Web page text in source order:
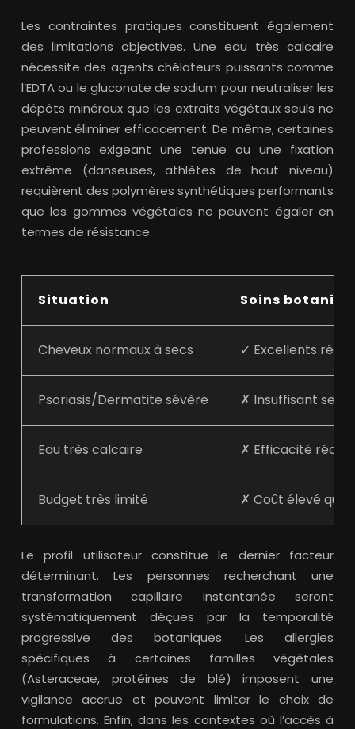
Les contraintes pratiques constituent également
des limitations objectives. Une eau très calcaire
nécessite des agents chélateurs puissants comme
l’EDTA ou le gluconate de sodium pour neutraliser les
dépôts minéraux que les extraits végétaux seuls ne
peuvent éliminer efficacement. De même, certaines
professions exigeant une tenue ou une fixation
extrême (danseuses, athlètes de haut niveau)
requièrent des polymères synthétiques performants
que les gommes végétales ne peuvent égaler en
termes de résistance.
Situation Soins
Cheveux normaux à secs ✓ Excellents
Psoriasis/Dermatite sévère ✗ Insuffisant seul
Eau très calcaire ✗ Efficacité
Budget très limité ✗ Coût élevé
Le profil utilisateur constitue le dernier facteur
déterminant. Les personnes recherchant une
transformation capillaire instantanée seront
systématiquement déçues par la temporalité
progressive des botaniques. Les allergies
spécifiques à certaines familles végétales
(Asteraceae, protéines de blé) imposent une
vigilance accrue et peuvent limiter le choix de
formulations. Enfin, dans les contextes où l’accès à